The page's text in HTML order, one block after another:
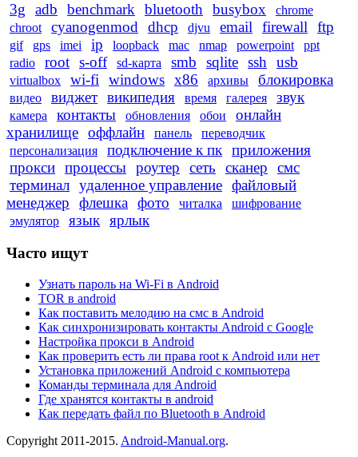
3g
adb benchmark bluetooth busybox
chrome
chroot
cyanogenmod dhcp djvu email firewall ftp
gif gps imei ip loopback mac nmap powerpoint
ppt
radio
root s-off sd-карта smb sqlite ssh usb
virtualbox wi-fi windows x86 архивы блокировка
видео виджет википедия время галерея звук
камера контакты обновления обои
онлайн
хранилище оффлайн панель
переводчик
персонализация
подключение к пк приложения
прокси процессы роутер сеть сканер
смс
терминал удаленное управление файловый
менеджер
флешка фото читалка
шифрование
эмулятор
язык ярлык
Часто ищут
Узнать пароль на Wi-Fi в Android
TOR в android
Как поставить мелодию на смс в Android
Как синхронизировать контакты Android с Google
Настройка прокси в Android
Как проверить есть ли права root к Android или нет
Установка приложений Android с компьютера
Команды терминала для Android
Где хранятся контакты в android
Как передать файл по Bluetooth в Android
Copyright 2011-2015. Android-Manual.org.